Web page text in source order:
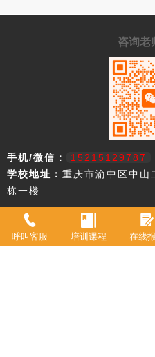
呼叫客服 培训课程 在线
咨询老
手机/微信：
15215129787
学校地址： 重庆市渝中区中
栋一楼
重庆市欧艺职业技能培训学校，18
升级为综合型职业学校。2021年被
校现有教室20余间，常驻专职教师